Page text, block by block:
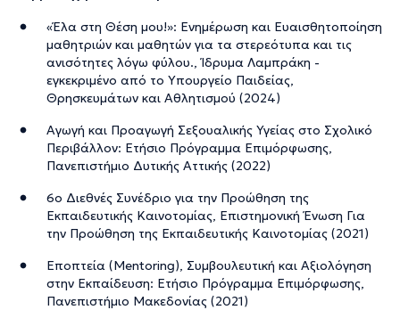
«Έλα στη Θέση μου!»: Ενημέρωση και Ευαισθητοποίηση
μαθητριών και μαθητών για τα στερεότυπα και τις
ανισότητες λόγω φύλου., Ίδρυμα Λαμπράκη -
εγκεκριμένο από το Υπουργείο Παιδείας,
Θρησκευμάτων και Αθλητισμού (2024)
Αγωγή και Προαγωγή Σεξουαλικής Υγείας στο Σχολικό
Περιβάλλον: Ετήσιο Πρόγραμμα Επιμόρφωσης,
Πανεπιστήμιο Δυτικής Αττικής (2022)
6ο Διεθνές Συνέδριο για την Προώθηση της
Εκπαιδευτικής Καινοτομίας, Επιστημονική Ένωση Για
την Προώθηση της Εκπαιδευτικής Καινοτομίας (2021)
Εποπτεία (Mentoring), Συμβουλευτική και Αξιολόγηση
στην Εκπαίδευση: Ετήσιο Πρόγραμμα Επιμόρφωσης,
Πανεπιστήμιο Μακεδονίας (2021)